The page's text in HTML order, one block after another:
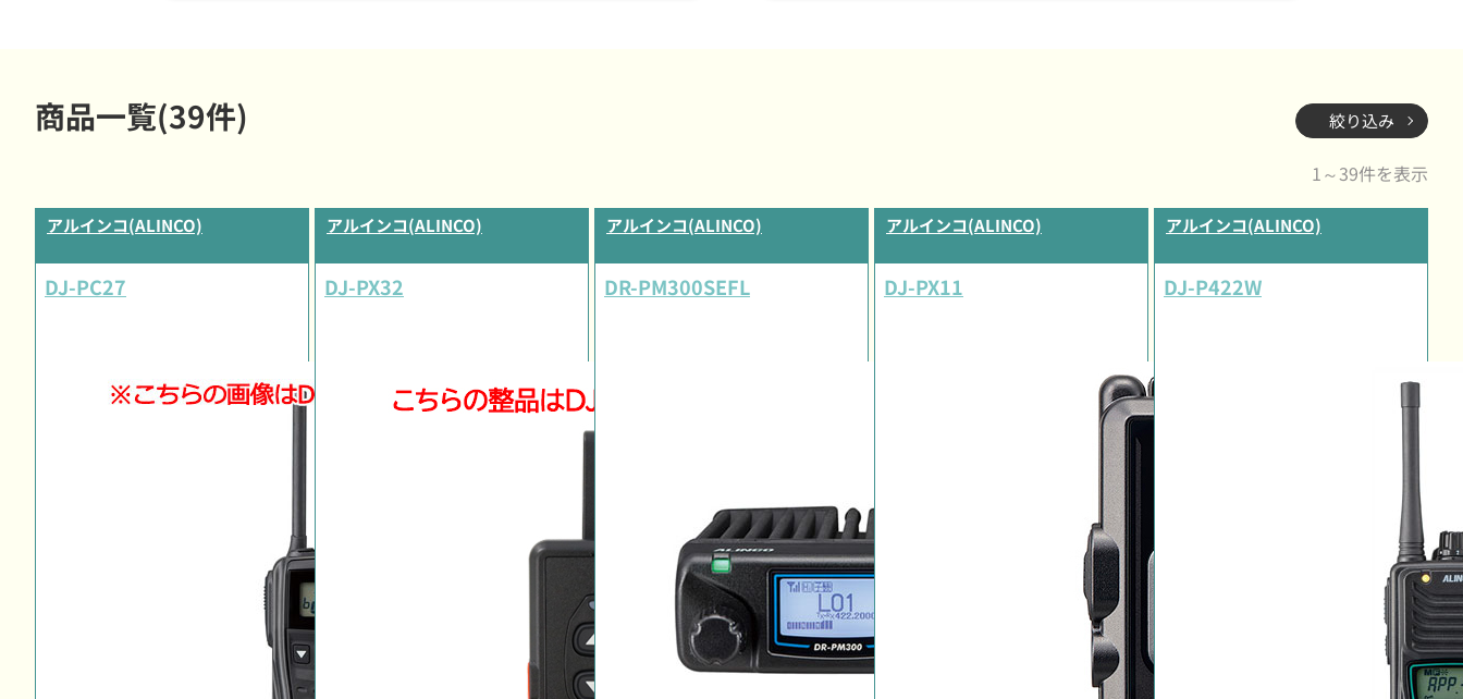
商品一覧(39件) 絞り込み
1～39件を表示
アルインコ(ALINCO)
DJ-PC27
アルインコ(ALINCO)
DJ-PX32
アルインコ(ALINCO)
DR-PM300SEFL
アルインコ(ALINCO)
DJ-PX11
アルインコ(ALINCO)
DJ-P422W